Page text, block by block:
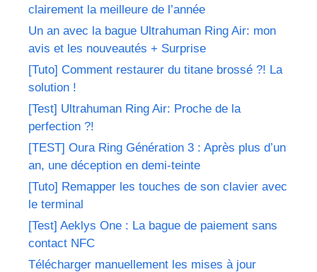
clairement la meilleure de l’année
Un an avec la bague Ultrahuman Ring Air: mon
avis et les nouveautés + Surprise
[Tuto] Comment restaurer du titane brossé ?! La
solution !
[Test] Ultrahuman Ring Air: Proche de la
perfection ?!
[TEST] Oura Ring Génération 3 : Après plus d’un
an, une déception en demi-teinte
[Tuto] Remapper les touches de son clavier avec
le terminal
[Test] Aeklys One : La bague de paiement sans
contact NFC
Télécharger manuellement les mises à jour